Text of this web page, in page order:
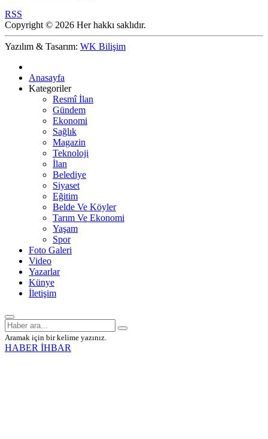
RSS
Copyright © 2026 Her hakkı saklıdır.
Yazılım & Tasarım: WK Bilişim
Anasayfa
Kategoriler
Resmî İlan
Gündem
Ekonomi
Sağlık
Magazin
Teknoloji
İlan
Belediye
Siyaset
Eğitim
Belde Ve Köyler
Tarım Ve Ekonomi
Yaşam
Spor
Foto Galeri
Video
Yazarlar
Künye
İletişim
Aramak için bir kelime yazınız.
HABER İHBAR